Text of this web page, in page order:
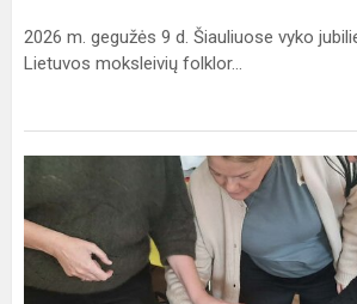
2026 m. gegužės 9 d. Šiauliuose vyko
Lietuvos moksleivių folklor...
„Informacinių
ir
komunikacinių
technologijų